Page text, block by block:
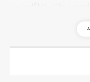
جنگ شروع شد،خانواده ی
بازمانده رو پیدا کنیم